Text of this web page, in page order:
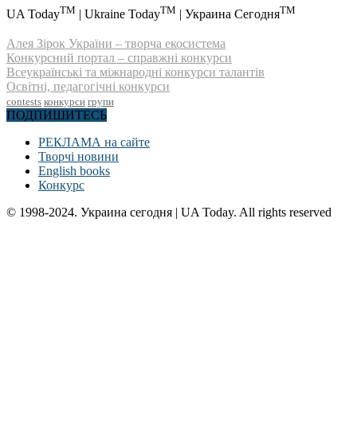
UA TodayTM | Ukraine TodayTM | Украина СегодняTM
Алея Зірок України – творча екосистема
Конкурсний портал – справжні конкурси
Всеукраїнські та міжнародні конкурси талантів
Освітні, педагогічні конкурси
contests конкурси групи
ПОДПИШИТЕСЬ
РЕКЛАМА на сайте
Творчі новини
English books
Конкурс
© 1998-2024. Украина сегодня | UA Today. All rights reserved